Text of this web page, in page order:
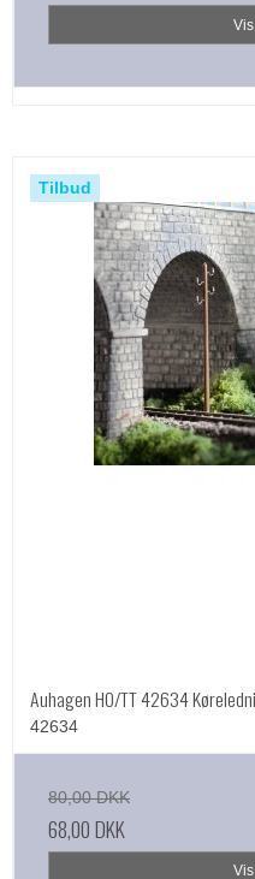
Tilbud
Auhagen HO/TT 42634
42634
80,00 DKK
68,00 DKK